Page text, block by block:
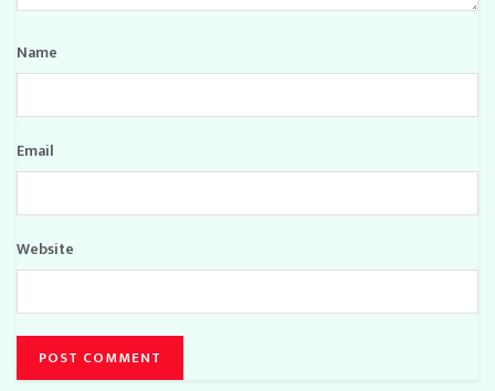
Name
Email
Website